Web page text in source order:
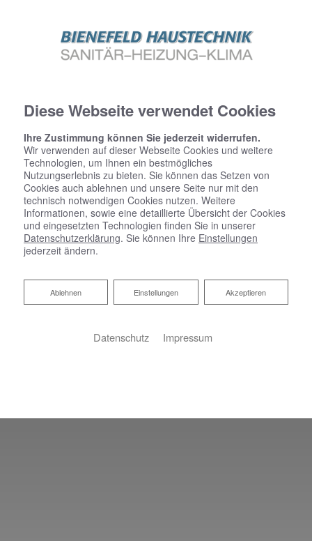
Diese Webseite verwendet Cookies
Ihre Zustimmung können Sie jederzeit widerrufen.
Wir verwenden auf dieser Webseite Cookies und weitere
Technologien, um Ihnen ein bestmögliches
Nutzungserlebnis zu bieten. Sie können das Setzen von
Cookies auch ablehnen und unsere Seite nur mit den
technisch notwendigen Cookies nutzen. Weitere
Informationen, sowie eine detaillierte Übersicht der Cookies
und eingesetzten Technologien finden Sie in unserer
Datenschutzerklärung. Sie können Ihre Einstellungen
jederzeit ändern.
Akzeptieren
Einstellungen
Ablehnen
Ablehnen
Datenschutz Impressum